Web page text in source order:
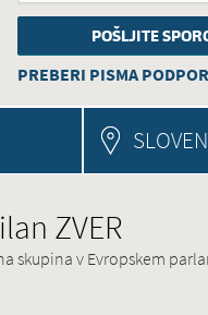
PREBERI PISMA
ZVER
skupina v Evropskem